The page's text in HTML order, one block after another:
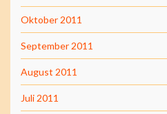
Oktober 2011
September 2011
August 2011
Juli 2011